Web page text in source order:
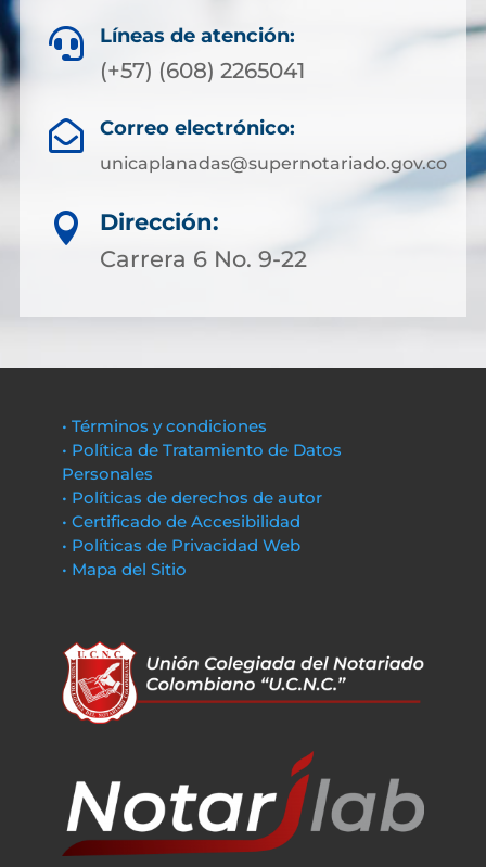
 Líneas de atención:
(+57) (608) 2265041
 Correo electrónico:
unicaplanadas@supernotariado.gov.co

Dirección:
Carrera 6 No. 9-22
• Términos y condiciones
• Política de Tratamiento de Datos
Personales
• Políticas de derechos de autor
• Certificado de Accesibilidad
• Políticas de Privacidad Web
• Mapa del Sitio